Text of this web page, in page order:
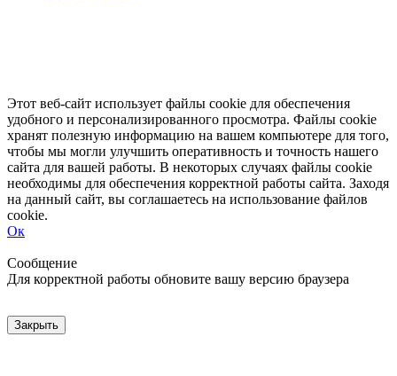
Этот веб-сайт использует файлы cookie для обеспечения
удобного и персонализированного просмотра. Файлы cookie
хранят полезную информацию на вашем компьютере для того,
чтобы мы могли улучшить оперативность и точность нашего
сайта для вашей работы. В некоторых случаях файлы cookie
необходимы для обеспечения корректной работы сайта. Заходя
на данный сайт, вы соглашаетесь на использование файлов
cookie.
Ок
Сообщение
Для корректной работы обновите вашу версию браузера
Закрыть